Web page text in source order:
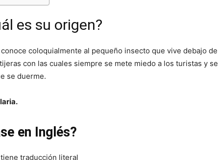
es su origen?
coloquialmente al pequeño insecto que vive debajo de
con las cuales siempre se mete miedo a los turistas y se
se duerme.
en Inglés?
traducción literal